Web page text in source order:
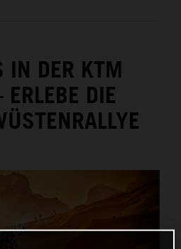
IN DER KTM
DIE